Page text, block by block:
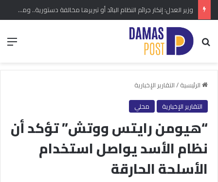
وزير العدل: إنكار جرائم النظام البائد أو تبريرها مخالفة دستورية.. ومشروع قانون خاص إلى مجلس الشعب
بحث عن
الرئيسية/التقارير الإخبارية
التقارير الإخبارية
محلي
“هيومن رايتس ووتش” تؤكد أن
نظام الأسد يواصل استخدام
الأسلحة الحارقة